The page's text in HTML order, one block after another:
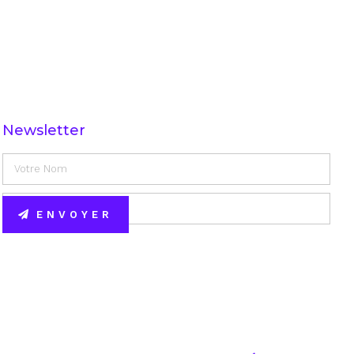
Newsletter
ENVOYER